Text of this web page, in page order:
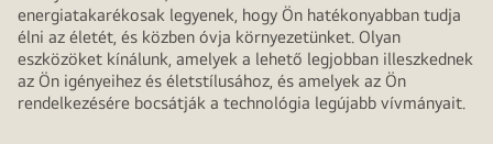
energiatakarékosak legyenek, hogy Ön hatékonyabban tudja
élni az életét, és közben óvja környezetünket. Olyan
eszközöket kínálunk, amelyek a lehető legjobban illeszkednek
az Ön igényeihez és életstílusához, és amelyek az Ön
rendelkezésére bocsátják a technológia legújabb vívmányait.